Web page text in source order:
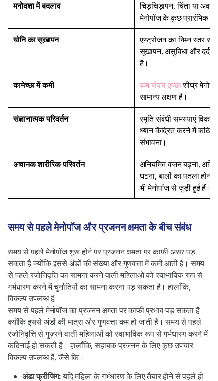
मनोदशा में बदलाव
चिड़चिड़ापन, चिंता या
मेनोपॉज के कुछ प्रारंभिक
योनि का सूखापन
एस्ट्रोजन का निम्न स्तर
सूखापन, असुविधा और दर्द
है।
कामेच्छा में कमी कम सेक्स इच्छाशीघ्र
सामान्य लक्षण है।
संज्ञानात्मक परिवर्तन
स्मृति संबंधी समस्याएं
ध्यान केंद्रित करने में
संभावना।
अचानक शारीरिक परिवर्तन
अनियमित वजन बढ़ना,
घटना, बालों का पतला
भी मेनोपॉज से जुड़ी हुई हैं।
समय से पहले मेनोपॉज और प्रजनन क्षमता के बीच संबंध
समय से पहले मेनोपॉज शुरू होने पर प्रजनन क्षमता पर काफी असर पड़
सकता है क्योंकि इससे अंडों की संख्या और गुणवत्ता में कमी आती है। समय
से पहले रजोनिवृत्ति का सामना करने वाली महिलाओं को स्वाभाविक रूप से
गर्भधारण करने में चुनौतियों का सामना करना पड़ सकता है। हालाँकि,
विकल्प उपलब्ध हैं:
समय से पहले मेनोपॉज का प्रजनन क्षमता पर काफी प्रभाव पड़ सकता है
क्योंकि इससे अंडों की मात्रा और गुणवत्ता कम हो जाती है। समय से पहले
रजोनिवृत्ति से गुज़रने वाली महिलाओं को स्वाभाविक रूप से गर्भधारण करने में
कठिनाई हो सकती है। हालाँकि, सहायक प्रजनन के लिए कुछ उपचार
विकल्प उपलब्ध हैं, जैसे कि।
अंडा फ्रीजिंग:यदि महिला के गर्भधारण के लिए तैयार होने से पहले ही